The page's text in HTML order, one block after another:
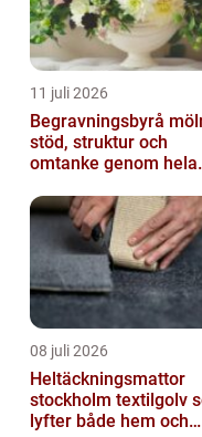
11 juli 2026
Begravningsbyrå
stöd, struktur och
omtanke genom hela
08 juli 2026
Heltäckningsmattor
stockholm textilgolv som
lyfter både hem och